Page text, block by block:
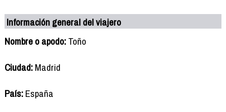
Información general del viajero
Nombre o apodo:Toño
Ciudad:Madrid
País:España